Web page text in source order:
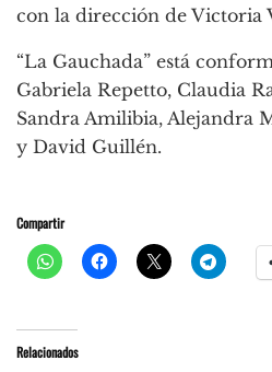
con la dirección de Victoria
“La Gauchada” está
Gabriela Repetto, Claudia
Sandra Amilibia, Alejandra
y David Guillén.
Compartir
Relacionados